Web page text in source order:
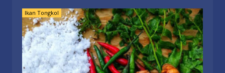
Ikan Tongkol